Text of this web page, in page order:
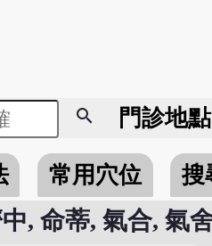
search 門診地點
常用穴位 搜
, 命蒂, 氣合, 氣